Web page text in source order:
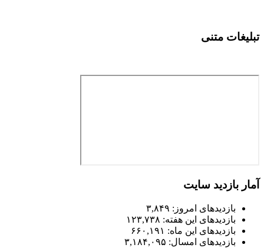
متنی
بازدید سایت
بازدیدهای امروز:۳,۸۴۹
بازدیدهای این هفته:۱۲۳,۷۳۸
بازدیدهای این ماه:۶۶۰,۱۹۱
بازدیدهای امسال: ۳,۱۸۴,۰۹۵